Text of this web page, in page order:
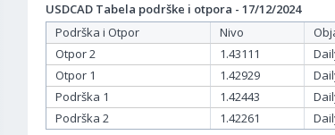
USDCAD Tabela podrške i otpora - 17/12/2024
Podrška i Otpor
Nivo
Otpor 2
1.43111
Otpor 1
1.42929
Podrška 1
1.42443
Podrška 2
1.42261